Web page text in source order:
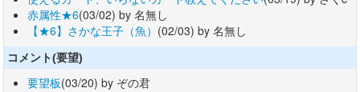
赤属性★6(03/02) by 名無し
【★6】さかな王子（魚） (02/03) by 名無し
コメント(要望)
要望板(03/20) by ぞの君